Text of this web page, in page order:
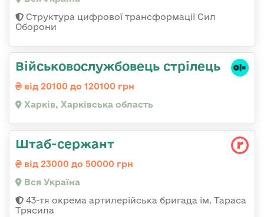
Структура цифрової трансформації Сил
Оборони
Військовослужбовець стрілець
від 20100 до 120100 грн
Харків, Харківська область
Штаб-сержант
від 23000 до 50000 грн
Вся Україна
43-тя окрема артилерійська бригада ім. Тараса
Трясила